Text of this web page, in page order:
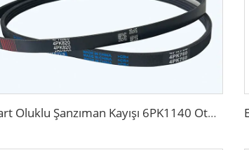
Standart Oluklu Şanzıman Kayışı 6PK1140 Otomobiller İçin